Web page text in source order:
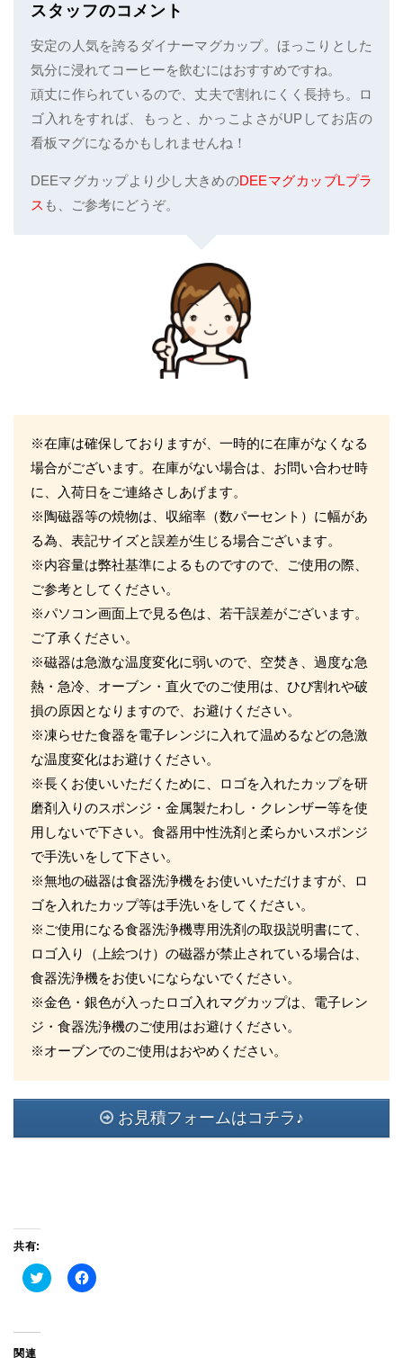
スタッフのコメント
安定の人気を誇るダイナーマグカップ。ほっこりとした
気分に浸れてコーヒーを飲むにはおすすめですね。
頑丈に作られているので、丈夫で割れにくく長持ち。ロ
ゴ入れをすれば、もっと、かっこよさがUPしてお店の
看板マグになるかもしれませんね！
DEEマグカップより少し大きめのDEEマグカップLプラ
ス も、ご参考にどうぞ。
※在庫は確保しておりますが、一時的に在庫がなくなる
場合がございます。在庫がない場合は、お問い合わせ時
に、入荷日をご連絡さしあげます。
※陶磁器等の焼物は、収縮率（数パーセント）に幅があ
る為、表記サイズと誤差が生じる場合ございます。
※内容量は弊社基準によるものですので、ご使用の際、
ご参考としてください。
※パソコン画面上で見る色は、若干誤差がございます。
ご了承ください。
※磁器は急激な温度変化に弱いので、空焚き、過度な急
熱・急冷、オーブン・直火でのご使用は、ひび割れや破
損の原因となりますので、お避けください。
※凍らせた食器を電子レンジに入れて温めるなどの急激
な温度変化はお避けください。
※長くお使いいただくために、ロゴを入れたカップを研
磨剤入りのスポンジ・金属製たわし・クレンザー等を使
用しないで下さい。食器用中性洗剤と柔らかいスポンジ
で手洗いをして下さい。
※無地の磁器は食器洗浄機をお使いいただけますが、ロ
ゴを入れたカップ等は手洗いをしてください。
※ご使用になる食器洗浄機専用洗剤の取扱説明書にて、
ロゴ入り（上絵つけ）の磁器が禁止されている場合は、
食器洗浄機をお使いにならないでください。
※金色・銀色が入ったロゴ入れマグカップは、電子レン
ジ・食器洗浄機のご使用はお避けください。
※オーブンでのご使用はおやめください。
お見積フォームはコチラ♪
共有:
ク
リ
Facebook
で
関連